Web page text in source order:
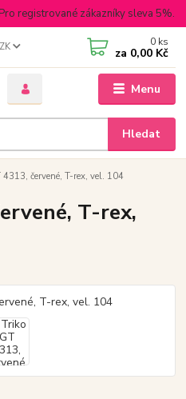
registrované zákazníky sleva 5%.
Menu
Hledat
0 ks
za 0,00 Kč
4313, červené, T-rex, vel. 104
T-rex,